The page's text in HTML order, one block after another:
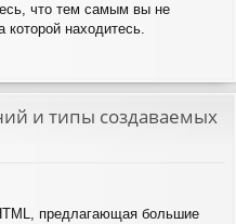
что тем самым вы не
находитесь.
и типы создаваемых
предлагающая большие